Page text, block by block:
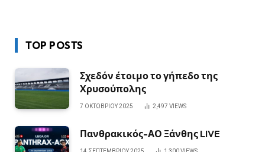
TOP POSTS
Σχεδόν έτοιμο το γήπεδο της
Χρυσούπολης
7 ΟΚΤΩΒΡΊΟΥ 2025 2,497 VIEWS
Πανθρακικός-ΑΟ Ξάνθης LIVE